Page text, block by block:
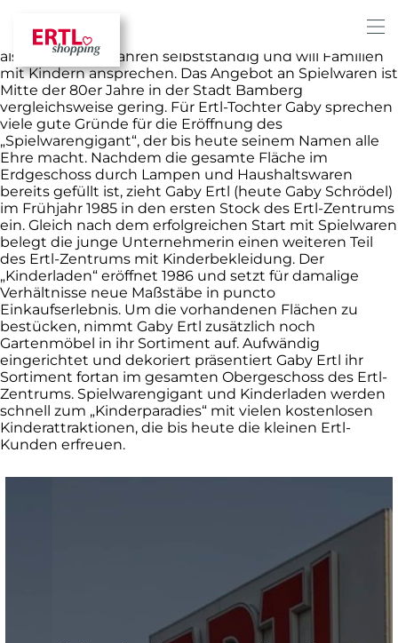
Für die Familie Ertl gilt es nun, Kunden für ihre
Ladenflächen zu gewinnen. Tochter Gaby macht sich
als erste mit 22 Jahren selbstständig und will Familien
mit Kindern ansprechen. Das Angebot an Spielwaren ist
Mitte der 80er Jahre in der Stadt Bamberg
vergleichsweise gering. Für Ertl-Tochter Gaby sprechen
viele gute Gründe für die Eröffnung des
„Spielwarengigant“, der bis heute seinem Namen alle
Ehre macht. Nachdem die gesamte Fläche im
Erdgeschoss durch Lampen und Haushaltswaren
bereits gefüllt ist, zieht Gaby Ertl (heute Gaby Schrödel)
im Frühjahr 1985 in den ersten Stock des Ertl-Zentrums
ein. Gleich nach dem erfolgreichen Start mit Spielwaren
belegt die junge Unternehmerin einen weiteren Teil
des Ertl-Zentrums mit Kinderbekleidung. Der
„Kinderladen“ eröffnet 1986 und setzt für damalige
Verhältnisse neue Maßstäbe in puncto
Einkaufserlebnis. Um die vorhandenen Flächen zu
bestücken, nimmt Gaby Ertl zusätzlich noch
Gartenmöbel in ihr Sortiment auf. Aufwändig
eingerichtet und dekoriert präsentiert Gaby Ertl ihr
Sortiment fortan im gesamten Obergeschoss des Ertl-
Zentrums. Spielwarengigant und Kinderladen werden
schnell zum „Kinderparadies“ mit vielen kostenlosen
Kinderattraktionen, die bis heute die kleinen Ertl-
Kunden erfreuen.